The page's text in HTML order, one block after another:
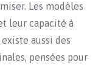
Les modèles
leur capacité à
aussi des
pensées pour